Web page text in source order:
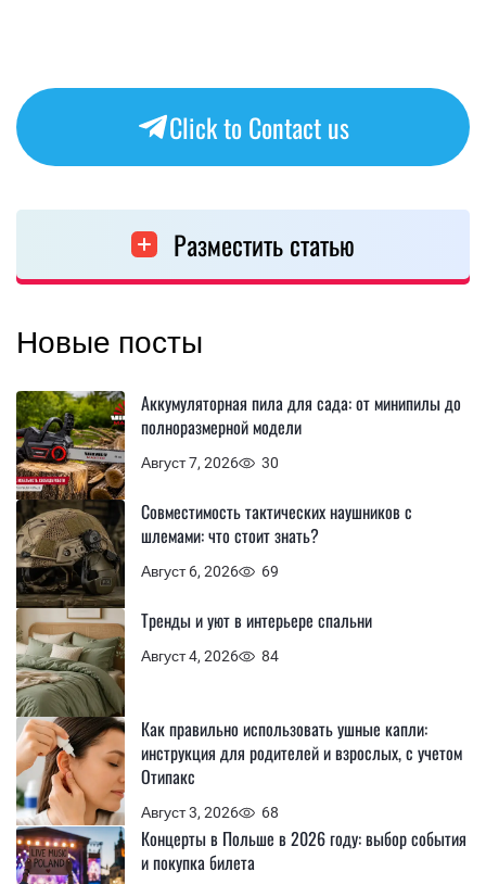
Click to Contact us
Разместить статью
Новые посты
Август 7, 2026 30
Аккумуляторная пила для сада: от минипилы до
полноразмерной модели
Август 6, 2026 69
Совместимость тактических наушников с
шлемами: что стоит знать?
Август 4, 2026 84
Тренды и уют в интерьере спальни
Август 3, 2026 68
Как правильно использовать ушные капли:
инструкция для родителей и взрослых, с учетом
Отипакс
Концерты в Польше в 2026 году: выбор события
и покупка билета